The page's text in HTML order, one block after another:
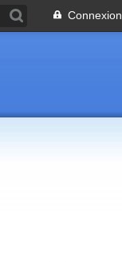
Connexion